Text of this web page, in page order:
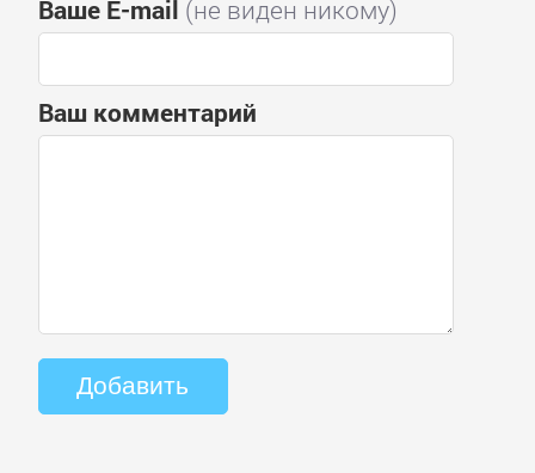
Ваше E-mail (не виден никому)
Ваш комментарий